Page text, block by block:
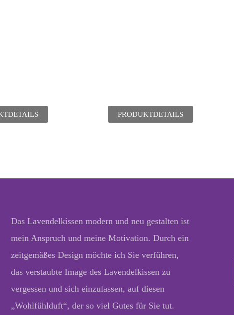
PRODUKTDETAILS
Das Lavendelkissen modern und neu gestalten ist
mein Anspruch und meine Motivation. Durch ein
zeitgemäßes Design möchte ich Sie verführen,
das verstaubte Image des Lavendelkissen zu
vergessen und sich einzulassen, auf diesen
„Wohlfühlduft“, der so viel Gutes für Sie tut.